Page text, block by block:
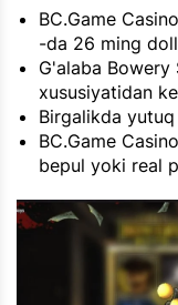
BC.Game
-da 26 ming
G'alaba Bowery
xususiyatidan
Birgalikda
BC.Game
bepul yoki real